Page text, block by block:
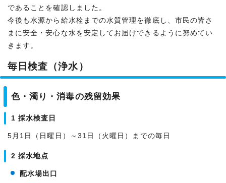
であることを確認しました。
今後も水源から給水栓までの水質管理を徹底し、市民の皆さ
まに安全・安心な水を安定してお届けできるように努めてい
きます。
毎日検査（浄水）
色・濁り・消毒の残留効果
1 採水検査日
5月1日（日曜日）～31日（火曜日）までの毎日
2 採水地点
配水場出口